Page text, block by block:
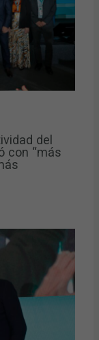
del
con “más